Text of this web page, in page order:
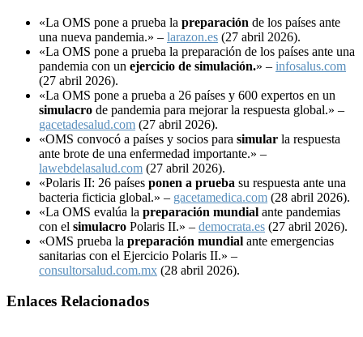
«La OMS pone a prueba la preparación de los países ante
una nueva pandemia.» – larazon.es (27 abril 2026).
«La OMS pone a prueba la preparación de los países ante una
pandemia con un ejercicio de simulación.» – infosalus.com
(27 abril 2026).
«La OMS pone a prueba a 26 países y 600 expertos en un
simulacro de pandemia para mejorar la respuesta global.» –
gacetadesalud.com (27 abril 2026).
«OMS convocó a países y socios para simular la respuesta
ante brote de una enfermedad importante.» –
lawebdelasalud.com (27 abril 2026).
«Polaris II: 26 países ponen a prueba su respuesta ante una
bacteria ficticia global.» – gacetamedica.com (28 abril 2026).
«La OMS evalúa la preparación mundial ante pandemias
con el simulacro Polaris II.» – democrata.es (27 abril 2026).
«OMS prueba la preparación mundial ante emergencias
sanitarias con el Ejercicio Polaris II.» –
consultorsalud.com.mx (28 abril 2026).
Enlaces Relacionados